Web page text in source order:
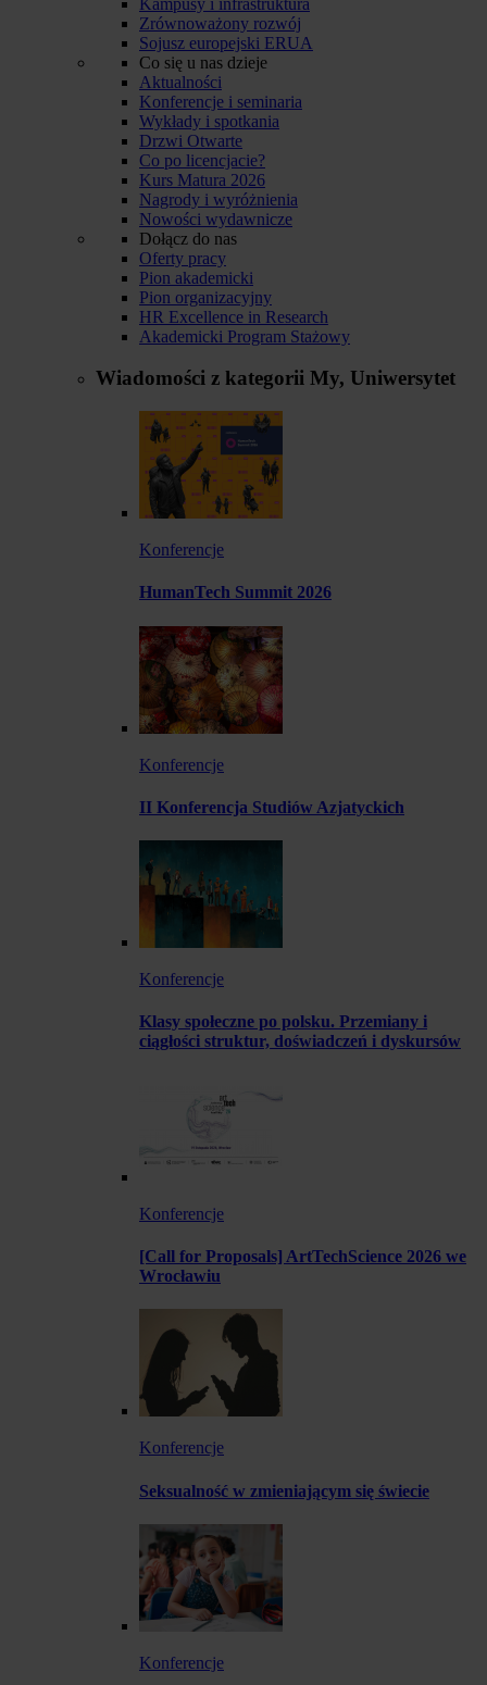
Zrównoważony rozwój
Sojusz europejski ERUA
Co się u nas dzieje
Aktualności
Konferencje i seminaria
Wykłady i spotkania
Drzwi Otwarte
Co po licencjacie?
Kurs Matura 2026
Nagrody i wyróżnienia
Nowości wydawnicze
Dołącz do nas
Oferty pracy
Pion akademicki
Pion organizacyjny
HR Excellence in Research
Akademicki Program Stażowy
Wiadomości z kategorii My, Uniwersytet
Konferencje
HumanTech Summit 2026
Konferencje
II Konferencja Studiów Azjatyckich
Konferencje
Klasy społeczne po polsku. Przemiany i
ciągłości struktur, doświadczeń i dyskursów
Konferencje
[Call for Proposals] ArtTechScience 2026 we
Wrocławiu
Konferencje
Seksualność w zmieniającym się świecie
Konferencje